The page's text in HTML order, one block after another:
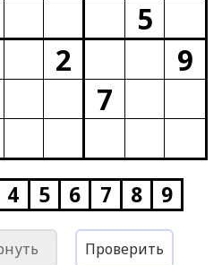
5
2
9
7
4 5 6 7 8 9
Проверить